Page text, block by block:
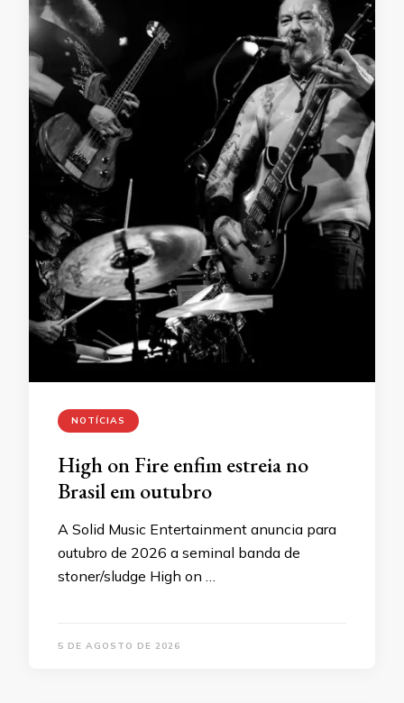
NOTÍCIAS
High on Fire enfim estreia no
Brasil em outubro
A Solid Music Entertainment anuncia para
outubro de 2026 a seminal banda de
stoner/sludge High on …
5 DE AGOSTO DE 2026